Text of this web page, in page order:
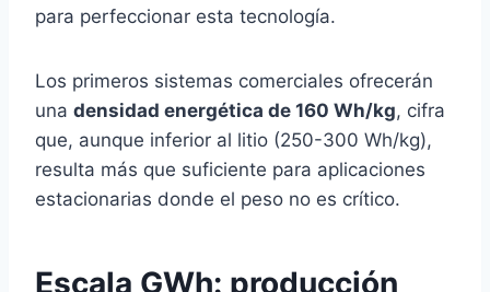
para perfeccionar esta tecnología.
Los primeros sistemas comerciales ofrecerán
una densidad energética de 160 Wh/kg, cifra
que, aunque inferior al litio (250-300 Wh/kg),
resulta más que suficiente para aplicaciones
estacionarias donde el peso no es crítico.
Escala GWh: producción